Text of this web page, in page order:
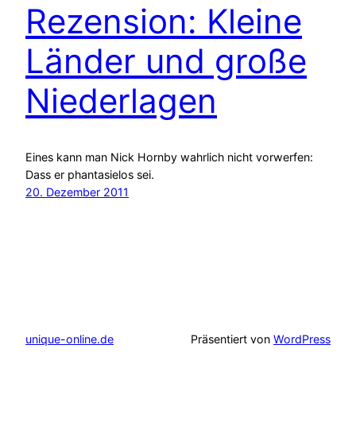
Rezension: Kleine
Länder und große
Niederlagen
Eines kann man Nick Hornby wahrlich nicht vorwerfen:
Dass er phantasielos sei.
20. Dezember 2011
unique-online.de Präsentiert von WordPress